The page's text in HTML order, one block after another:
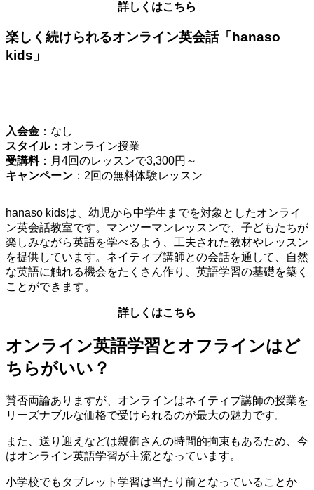
詳しくはこちら
楽しく続けられるオンライン英会話「hanaso
kids」
入会金 ：なし
スタイル：オンライン授業
受講料：月4回のレッスンで3,300円～
キャンペーン ：2回の無料体験レッスン
hanaso kidsは、幼児から中学生までを対象としたオンライ
ン英会話教室です。マンツーマンレッスンで、子どもたちが
楽しみながら英語を学べるよう、工夫された教材やレッスン
を提供しています。ネイティブ講師との会話を通して、自然
な英語に触れる機会をたくさん作り、英語学習の基礎を築く
ことができます。
詳しくはこちら
オンライン英語学習とオフラインはど
ちらがいい？
賛否両論ありますが、オンラインはネイティブ講師の授業を
リーズナブルな価格で受けられるのが最大の魅力です。
また、送り迎えなどは親御さんの時間的拘束もあるため、今
はオンライン英語学習が主流となっています。
小学校でもタブレット学習は当たり前となっていることか